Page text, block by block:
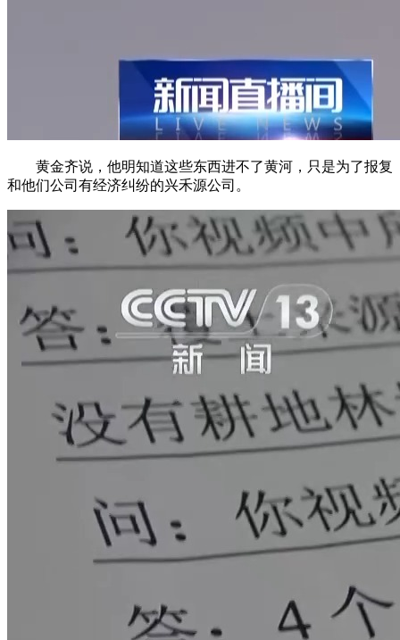
黄金齐说，他明知道这些东西进不了黄河，只是为了报复
和他们公司有经济纠纷的兴禾源公司。